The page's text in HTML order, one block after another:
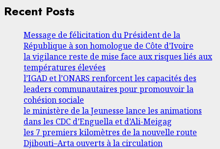
Recent Posts
Message de félicitation du Président de la
République à son homologue de Côte d’Ivoire
la vigilance reste de mise face aux risques liés aux
températures élevées
l’IGAD et l’ONARS renforcent les capacités des
leaders communautaires pour promouvoir la
cohésion sociale
le ministère de la Jeunesse lance les animations
dans les CDC d’Enguella et d’Ali-Meigag
les 7 premiers kilomètres de la nouvelle route
Djibouti–Arta ouverts à la circulation